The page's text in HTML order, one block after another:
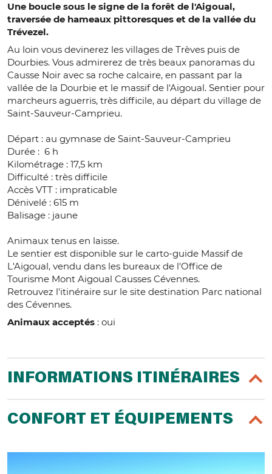
Une boucle sous le signe de la forêt de l'Aigoual,
traversée de hameaux pittoresques et de la vallée du
Trévezel.
Au loin vous devinerez les villages de Trèves puis de
Dourbies. Vous admirerez de très beaux panoramas du
Causse Noir avec sa roche calcaire, en passant par la
vallée de la Dourbie et le massif de l'Aigoual. Sentier pour
marcheurs aguerris, très difficile, au départ du village de
Saint-Sauveur-Camprieu.
Départ : au gymnase de Saint-Sauveur-Camprieu
Durée : 6 h
Kilométrage : 17,5 km
Difficulté : très difficile
Accès VTT : impraticable
Dénivelé : 615 m
Balisage : jaune
Animaux tenus en laisse.
Le sentier est disponible sur le carto-guide Massif de
L'Aigoual, vendu dans les bureaux de l'Office de
Tourisme Mont Aigoual Causses Cévennes.
Retrouvez l'itinéraire sur le site destination Parc national
des Cévennes.
Animaux acceptés : oui
INFORMATIONS ITINÉRAIRES
CONFORT ET ÉQUIPEMENTS